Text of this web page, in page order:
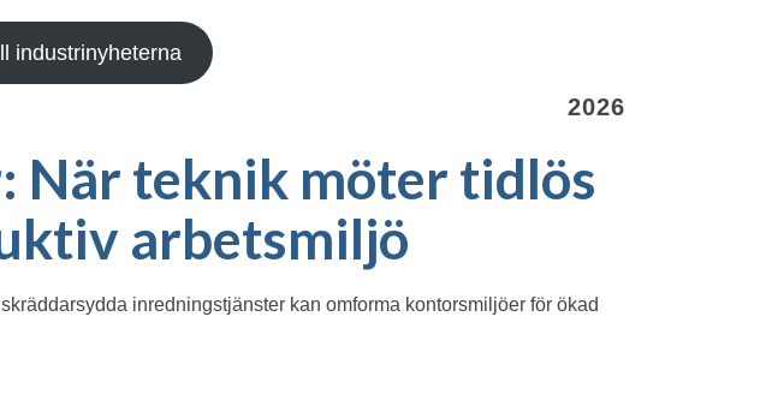
industrinyheterna
2026
När teknik möter tidlös
arbetsmiljö
inredningstjänster kan omforma kontorsmiljöer för ökad